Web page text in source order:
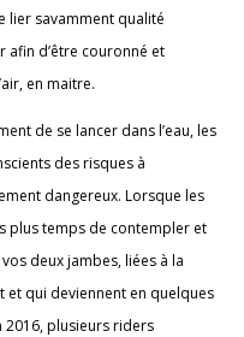
lier savamment qualité
afin d’être couronné et
en maitre.
de se lancer dans l’eau, les
des risques à
dangereux. Lorsque les
plus temps de contempler et
deux jambes, liées à la
et qui deviennent en quelques
2016, plusieurs riders